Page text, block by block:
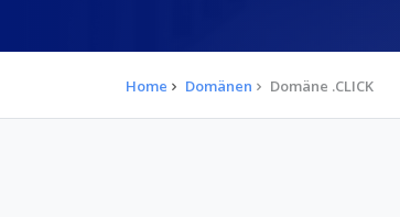
Home Domänen Domäne .CLICK